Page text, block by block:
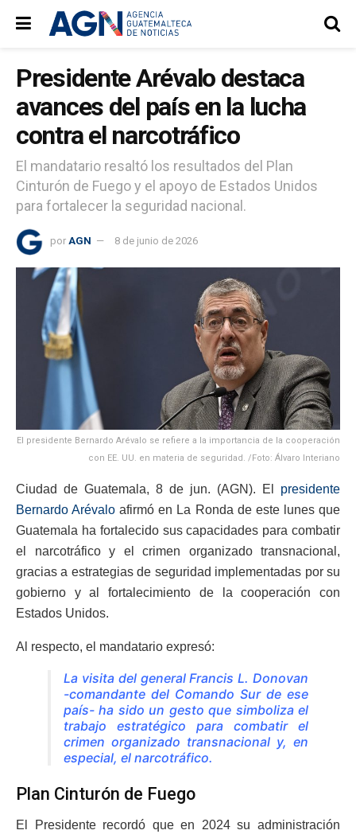
Presidente Arévalo destaca
avances del país en la lucha
contra el narcotráfico
El mandatario resaltó los resultados del Plan
Cinturón de Fuego y el apoyo de Estados Unidos
para fortalecer la seguridad nacional.
por AGN 8 de junio de 2026
El presidente Bernardo Arévalo se refiere a la importancia de la cooperación
con EE. UU. en materia de seguridad. /Foto: Álvaro Interiano
Ciudad de Guatemala, 8 de jun. (AGN). El presidente
Bernardo Arévalo afirmó en La Ronda de este lunes que
Guatemala ha fortalecido sus capacidades para combatir
el narcotráfico y el crimen organizado transnacional,
gracias a estrategias de seguridad implementadas por su
gobierno y al fortalecimiento de la cooperación con
Estados Unidos.
Al respecto, el mandatario expresó:
La visita del general Francis L. Donovan
-comandante del Comando Sur de ese
país- ha sido un gesto que simboliza el
trabajo estratégico para combatir el
crimen organizado transnacional y, en
especial, el narcotráfico.
Plan Cinturón de Fuego
El Presidente recordó que en 2024 su administración